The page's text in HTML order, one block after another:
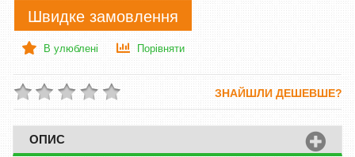
Швидке замовлення
В улюблені Порівняти
ЗНАЙШЛИ ДЕШЕВШЕ?
ОПИС